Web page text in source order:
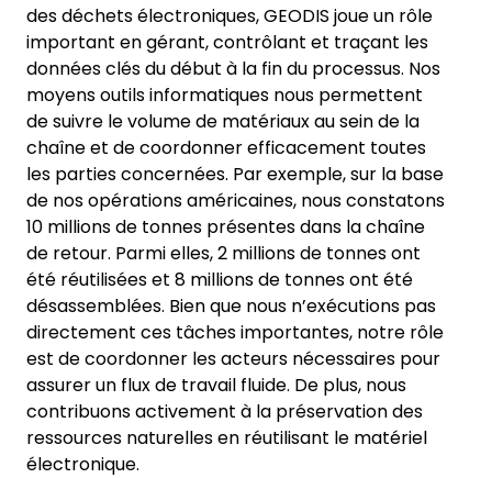
des déchets électroniques, GEODIS joue un rôle
important en gérant, contrôlant et traçant les
données clés du début à la fin du processus. Nos
moyens outils informatiques nous permettent
de suivre le volume de matériaux au sein de la
chaîne et de coordonner efficacement toutes
les parties concernées. Par exemple, sur la base
de nos opérations américaines, nous constatons
10 millions de tonnes présentes dans la chaîne
de retour. Parmi elles, 2 millions de tonnes ont
été réutilisées et 8 millions de tonnes ont été
désassemblées. Bien que nous n’exécutions pas
directement ces tâches importantes, notre rôle
est de coordonner les acteurs nécessaires pour
assurer un flux de travail fluide. De plus, nous
contribuons activement à la préservation des
ressources naturelles en réutilisant le matériel
électronique.